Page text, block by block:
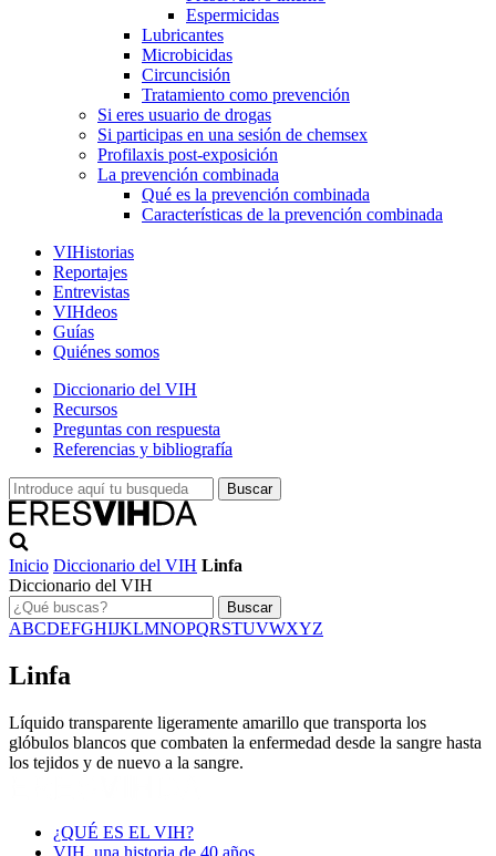
Espermicidas
Lubricantes
Microbicidas
Circuncisión
Tratamiento como prevención
Si eres usuario de drogas
Si participas en una sesión de chemsex
Profilaxis post-exposición
La prevención combinada
Qué es la prevención combinada
Características de la prevención combinada
VIHistorias
Reportajes
Entrevistas
VIHdeos
Guías
Quiénes somos
Diccionario del VIH
Recursos
Preguntas con respuesta
Referencias y bibliografía
Inicio Diccionario del VIH Linfa
Diccionario del VIH
Buscar
ABCDEFGHIJKLMNOPQRSTUVWXYZ
Linfa
Líquido transparente ligeramente amarillo que transporta los
glóbulos blancos que combaten la enfermedad desde la sangre hasta
los tejidos y de nuevo a la sangre.
¿QUÉ ES EL VIH?
VIH, una historia de 40 años